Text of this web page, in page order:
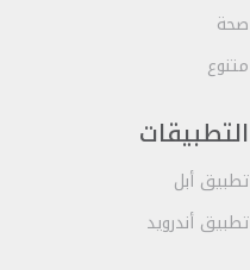
صحة
متنوع
التطبيقات
تطبيق أبل
تطبيق أندرويد